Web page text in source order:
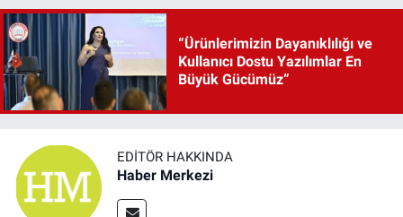
“Ürünlerimizin Dayanıklılığı ve
Kullanıcı Dostu Yazılımlar En
Büyük Gücümüz”
EDITÖR HAKKINDA
Haber Merkezi